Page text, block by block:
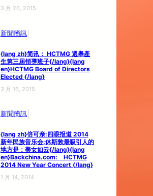
3 月 26, 2015
新聞簡訊|
{lang zh}简讯： HCTMG 選舉產
生第三屆領導班子{/lang}{lang
en}HCTMG Board of Directors
Elected {/lang}
3 月 16, 2015
新聞簡訊|
{lang zh}倍可亲:四眼报道 2014
新年民族音乐会:休斯敦最吸引人的
地方是：美女如云{/lang}{lang
en}Backchina.com: HCTMG
2014 New Year Concert {/lang}
1 月 14, 2014